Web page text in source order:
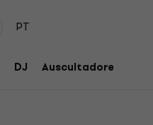
PT
DJ Auscultadores